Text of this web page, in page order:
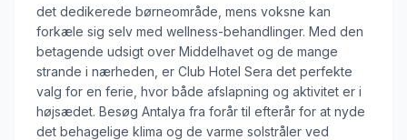
det dedikerede børneområde, mens voksne kan
forkæle sig selv med wellness-behandlinger. Med den
betagende udsigt over Middelhavet og de mange
strande i nærheden, er Club Hotel Sera det perfekte
valg for en ferie, hvor både afslapning og aktivitet er i
højsædet. Besøg Antalya fra forår til efterår for at nyde
det behagelige klima og de varme solstråler ved